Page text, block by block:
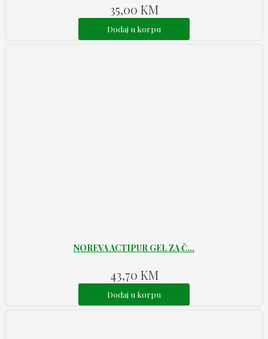
35,00 KM
Dodaj u korpu
NOREVA ACTIPUR GEL ZA Č...
43,70 KM
Dodaj u korpu